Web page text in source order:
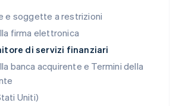
e soggette a restrizioni
firma elettronica
di servizi finanziari
banca acquirente e Termini della
Uniti)